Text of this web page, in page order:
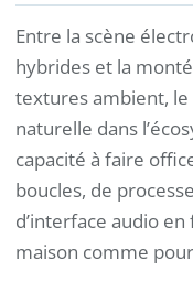
Entre la scène
hybrides et la
textures ambient, le
naturelle dans
capacité à faire
boucles, de
d’interface audio
maison comme